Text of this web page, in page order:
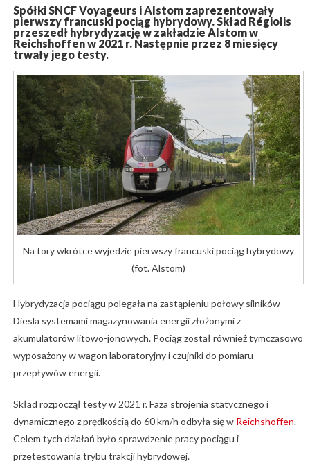
Spółki SNCF Voyageurs i Alstom zaprezentowały
pierwszy francuski pociąg hybrydowy. Skład Régiolis
przeszedł hybrydyzację w zakładzie Alstom w
Reichshoffen w 2021 r. Następnie przez 8 miesięcy
trwały jego testy.
Na tory wkrótce wyjedzie pierwszy francuski pociąg hybrydowy
(fot. Alstom)
Hybrydyzacja pociągu polegała na zastąpieniu połowy silników
Diesla systemami magazynowania energii złożonymi z
akumulatorów litowo-jonowych. Pociąg został również tymczasowo
wyposażony w wagon laboratoryjny i czujniki do pomiaru
przepływów energii.
Skład rozpoczął testy w 2021 r. Faza strojenia statycznego i
dynamicznego z prędkością do 60 km/h odbyła się w Reichshoffen.
Celem tych działań było sprawdzenie pracy pociągu i
przetestowania trybu trakcji hybrydowej.